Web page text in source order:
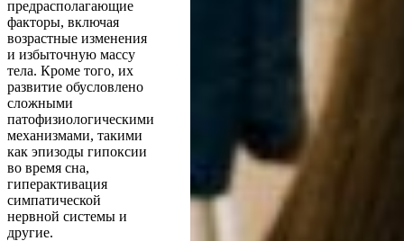
предрасполагающие
факторы, включая
возрастные изменения
и избыточную массу
тела. Кроме того, их
развитие обусловлено
сложными
патофизиологическими
механизмами, такими
как эпизоды гипоксии
во время сна,
гиперактивация
симпатической
нервной системы и
другие.